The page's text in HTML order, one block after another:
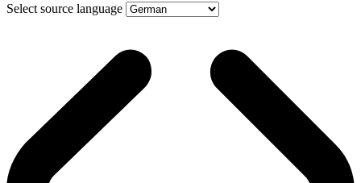
Select source language